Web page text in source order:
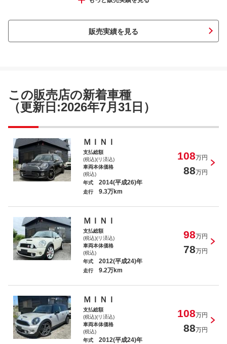
ＭＩＮＩ クーパーＳ
販売実績を見る
この販売店の新着車種
（更新日:2026年7月31日）
ＭＩＮＩ
支払総額
(税込)(リ済込)
108万円
車両本体価格
(税込)
88万円
年式 2014(平成26)年
走行 9.3万km
ＭＩＮＩ
支払総額
(税込)(リ済込)
98万円
車両本体価格
(税込)
78万円
年式 2012(平成24)年
走行 9.2万km
ＭＩＮＩ
支払総額
(税込)(リ済込)
108万円
車両本体価格
(税込)
88万円
年式 2012(平成24)年